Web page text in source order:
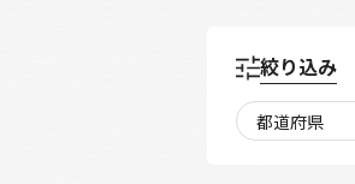
絞り込み
都道府県